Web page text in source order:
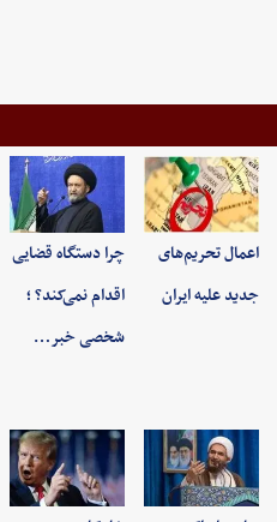
اعمال تحریم‌های
جدید علیه ایران
چرا دستگاه قضایی
اقدام نمی‌کند؟ ؛
شخصی خبر…